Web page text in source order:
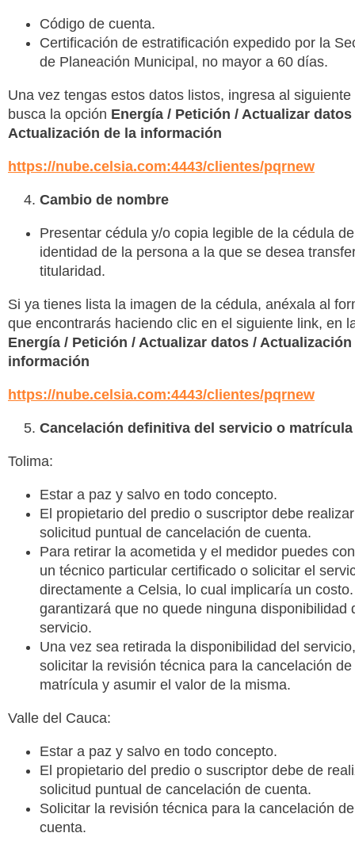
Código de cuenta.
Certificación de estratificación expedido por la
de Planeación Municipal, no mayor a 60 días.
Una vez tengas estos datos listos, ingresa al siguiente
busca la opción Energía / Petición / Actualizar datos
Actualización de la información
https://nube.celsia.com:4443/clientes/pqrnew
Cambio de nombre
Presentar cédula y/o copia legible de la cédula de
identidad de la persona a la que se desea
titularidad.
Si ya tienes lista la imagen de la cédula, anéxala al
que encontrarás haciendo clic en el siguiente link, en
Energía / Petición / Actualizar datos / Actualización
información
https://nube.celsia.com:4443/clientes/pqrnew
Cancelación definitiva del servicio o matrícula
Tolima:
Estar a paz y salvo en todo concepto.
El propietario del predio o suscriptor debe
solicitud puntual de cancelación de cuenta.
Para retirar la acometida y el medidor puedes
un técnico particular certificado o solicitar el
directamente a Celsia, lo cual implicaría un
garantizará que no quede ninguna disponibilidad
servicio.
Una vez sea retirada la disponibilidad del
solicitar la revisión técnica para la cancelación de
matrícula y asumir el valor de la misma.
Valle del Cauca:
Estar a paz y salvo en todo concepto.
El propietario del predio o suscriptor debe de
solicitud puntual de cancelación de cuenta.
Solicitar la revisión técnica para la cancelación
cuenta.